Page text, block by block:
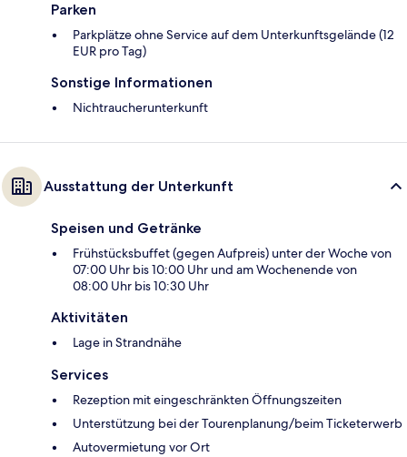
Parken
Parkplätze ohne Service auf dem Unterkunftsgelände (12
EUR pro Tag)
Sonstige Informationen
Nichtraucherunterkunft
Ausstattung der Unterkunft
Speisen und Getränke
Frühstücksbuffet (gegen Aufpreis) unter der Woche von
07:00 Uhr bis 10:00 Uhr und am Wochenende von
08:00 Uhr bis 10:30 Uhr
Aktivitäten
Lage in Strandnähe
Services
Rezeption mit eingeschränkten Öffnungszeiten
Unterstützung bei der Tourenplanung/beim Ticketerwerb
Autovermietung vor Ort